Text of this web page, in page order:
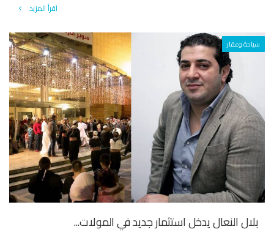
اقرأ المزيد
سياحة وعقار
بلال النعال يدخل استثمار جديد في المولات...